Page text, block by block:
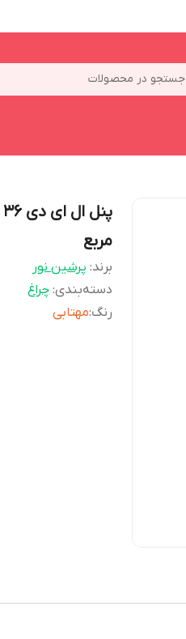
جستجو در محصولات
مربع
برند: پرشین نور
دسته‌بندی:چراغ
رنگ:مهتابی